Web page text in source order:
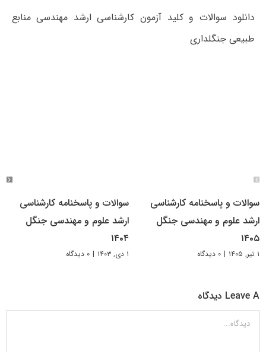
دانلود سوالات و کلید آزمون کارشناسی ارشد مهندسی منابع
طبیعی جنگلداری
سوالات و پاسخنامه کارشناسی
ارشد علوم و مهندسی جنگل
۱۴۰۵
۱ تیر, ۱۴۰۵ | ۰ دیدگاه
سوالات و پاسخنامه کارشناسی
ارشد علوم و مهندسی جنگل
۱۴۰۴
۱ دی, ۱۴۰۳ | ۰ دیدگاه
Leave A دیدگاه
دیدگاه